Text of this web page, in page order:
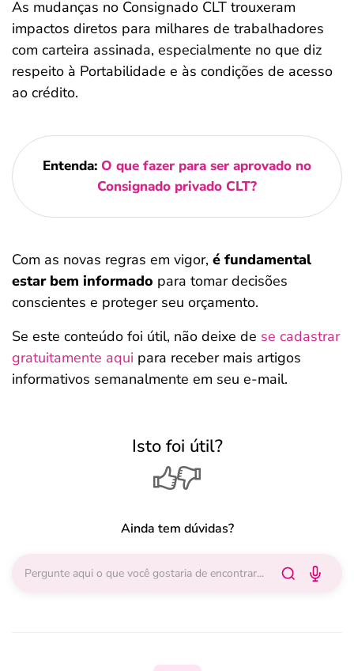
As mudanças no Consignado CLT trouxeram
impactos diretos para milhares de trabalhadores
com carteira assinada, especialmente no que diz
respeito à Portabilidade e às condições de acesso
ao crédito.
Entenda: O que fazer para ser aprovado no
Consignado privado CLT?
Com as novas regras em vigor, é fundamental
estar bem informado para tomar decisões
conscientes e proteger seu orçamento.
Se este conteúdo foi útil, não deixe de se cadastrar
gratuitamente aqui para receber mais artigos
informativos semanalmente em seu e-mail.
Isto foi útil?
Ainda tem dúvidas?